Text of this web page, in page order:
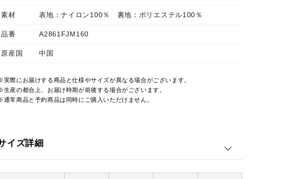
素材 表地：ナイロン100％ 裏地：ポリエステル100％
品番 A2861FJM160
原産国 中国
実際にお届けする商品と仕様やサイズが異なる場合がございます。
生産の都合上、お届け時期が前後する場合がございます。
通常商品と予約商品は同時にご購入いただけません。
イズ詳細